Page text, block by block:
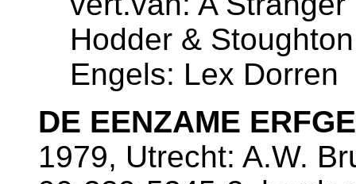
Hodder &
Engels: Lex Dorren
DE EENZAME
1979, Utrecht: A.W.